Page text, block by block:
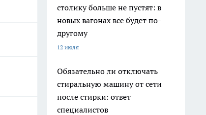
столику больше не пустят: в
новых вагонах все будет по-
другому
12 июля
Обязательно ли отключать
стиральную машину от сети
после стирки: ответ
специалистов